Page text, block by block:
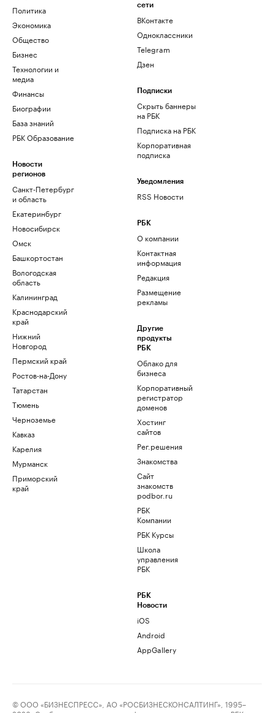
Политика
Экономика
Общество
Бизнес
Технологии и
медиа
Финансы
Биографии
База знаний
РБК Образование
Новости
регионов
Санкт-Петербург
и область
Екатеринбург
Новосибирск
Омск
Башкортостан
Вологодская
область
Калининград
Краснодарский
край
Нижний
Новгород
Пермский край
Ростов-на-Дону
Татарстан
Тюмень
Черноземье
Кавказ
Карелия
Мурманск
Приморский
край
сети
ВКонтакте
Одноклассники
Telegram
Дзен
Подписки
Скрыть баннеры
на РБК
Подписка на РБК
Корпоративная
подписка
Уведомления
RSS Новости
РБК
О компании
Контактная
информация
Редакция
Размещение
рекламы
Другие
продукты
РБК
Облако для
бизнеса
Корпоративный
регистратор
доменов
Хостинг
сайтов
Рег.решения
Знакомства
Сайт
знакомств
podbor.ru
РБК
Компании
РБК Курсы
Школа
управления
РБК
РБК
Новости
iOS
Android
AppGallery
© ООО «БИЗНЕСПРЕСС», АО «РОСБИЗНЕСКОНСАЛТИНГ», 1995–